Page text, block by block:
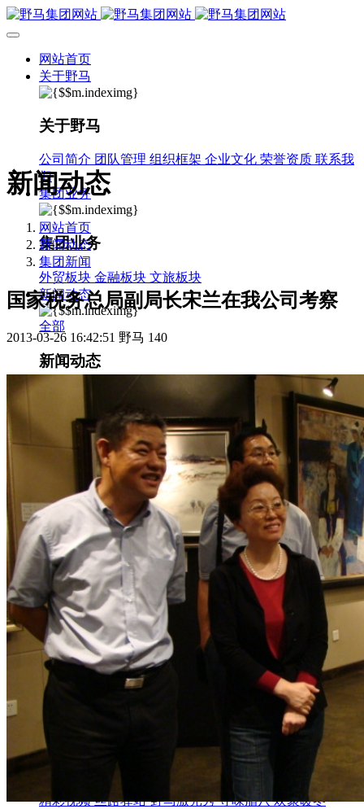
网站首页
关于野马
关于野马
公司简介 团队管理 组织框架 企业文化 荣誉资质 联系我
们
集团业务
集团业务
外贸板块 金融板块 文旅板块
新闻动态
全部
新闻动态
人才招聘
人才招聘
人才理念
人才招聘
社会招聘 校园招聘
视觉文化
全部
视觉文化
汗血马助力新疆文旅
伊犁州霍城古城巡游
伊犁霍城县晃晃
村巡游
阿勒泰布尔津县巡游 伊犁州
赛里木湖巡游
园区风采
野马美术馆
硅化木 客房 园区 汗血马基地
F座
国家记忆B馆 红山玉馆 酒店大厅
精彩视频 丝路驿站·野马激光秀 寻味腊八 欢聚暖冬
新闻动态
网站首页
新闻动态
集团新闻
国家税务总局副局长宋兰在我公司考察
2013-03-26 16:42:51 野马 140